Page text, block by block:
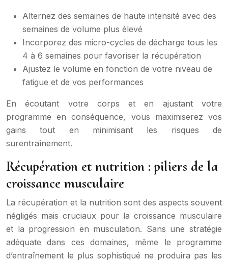
Alternez des semaines de haute intensité avec des
semaines de volume plus élevé
Incorporez des micro-cycles de décharge tous les
4 à 6 semaines pour favoriser la récupération
Ajustez le volume en fonction de votre niveau de
fatigue et de vos performances
En écoutant votre corps et en ajustant votre
programme en conséquence, vous maximiserez vos
gains tout en minimisant les risques de
surentraînement.
Récupération et nutrition : piliers de la
croissance musculaire
La récupération et la nutrition sont des aspects souvent
négligés mais cruciaux pour la croissance musculaire
et la progression en musculation. Sans une stratégie
adéquate dans ces domaines, même le programme
d’entraînement le plus sophistiqué ne produira pas les